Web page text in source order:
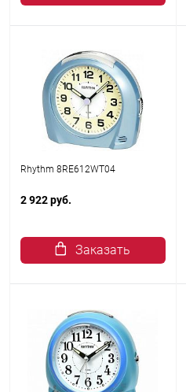
Rhythm 8RE612WT04
2 922 руб.
Заказать